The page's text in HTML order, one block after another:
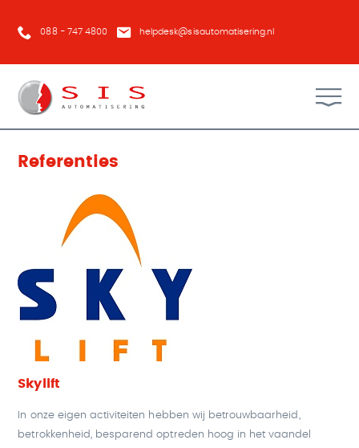
088 - 747 4800 helpdesk@sisautomatisering.nl
Referenties
Skylift
In onze eigen activiteiten hebben wij betrouwbaarheid,
betrokkenheid, besparend optreden hoog in het vaandel